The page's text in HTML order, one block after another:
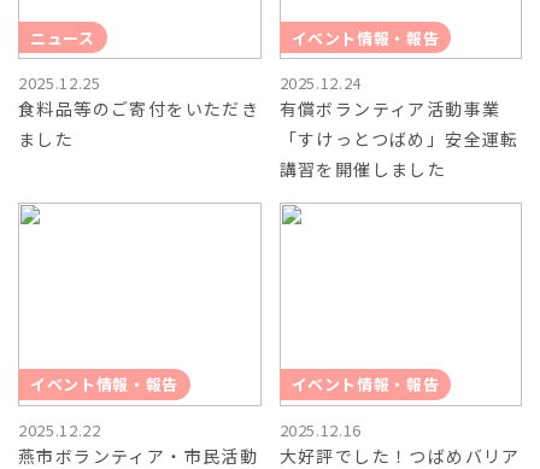
ニュース
2025.12.25
食料品等のご寄付をいただき
ました
イベント情報・報告
2025.12.24
有償ボランティア活動事業
「すけっとつばめ」安全運転
講習を開催しました
イベント情報・報告
2025.12.22
燕市ボランティア・市民活動
イベント情報・報告
2025.12.16
大好評でした！つばめバリア